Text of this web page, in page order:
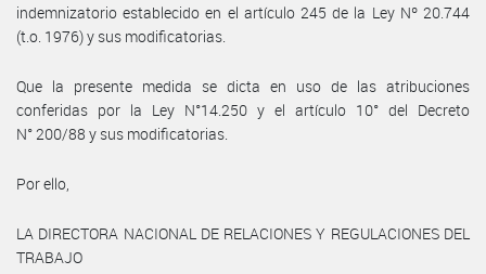
indemnizatorio establecido en el artículo 245 de la Ley Nº 20.744
(t.o. 1976) y sus modificatorias.
Que la presente medida se dicta en uso de las atribuciones
conferidas por la Ley N°14.250 y el artículo 10° del Decreto
N° 200/88 y sus modificatorias.
Por ello,
LA DIRECTORA NACIONAL DE RELACIONES Y REGULACIONES DEL
TRABAJO